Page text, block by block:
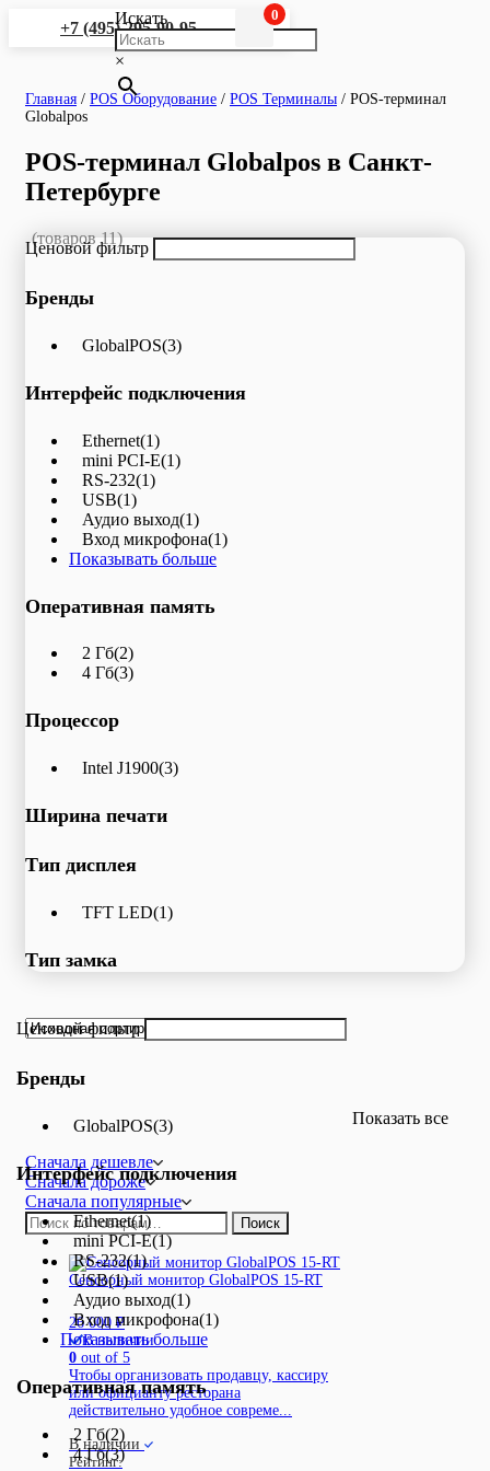
+7 (495) 295-90-95
Искать
×
0
Главная / POS Оборудование / POS Терминалы / POS-терминал
Globalpos
POS-терминал Globalpos в Санкт-
Петербурге
(товаров 11)
Ценовой фильтр
Бренды
GlobalPOS(3)
Интерфейс подключения
Ethernet(1)
mini PCI-E(1)
RS-232(1)
USB(1)
Аудио выход(1)
Вход микрофона(1)
Показывать больше
Оперативная память
2 Гб(2)
4 Гб(3)
Процессор
Intel J1900(3)
Ширина печати
Тип дисплея
TFT LED(1)
Тип замка
Ценовой фильтр
Бренды
GlobalPOS(3)
Интерфейс подключения
Ethernet(1)
mini PCI-E(1)
RS-232(1)
USB(1)
Аудио выход(1)
Вход микрофона(1)
Показывать больше
Оперативная память
2 Гб(2)
4 Гб(3)
Показать все
Сначала дешевле
Сначала дороже
Сначала популярные
Искать:
Поиск
Сенсорный монитор GlobalPOS 15-RT
26 000₽
В наличии
0 out of 5
Чтобы организовать продавцу, кассиру
или официанту ресторана
действительно удобное совреме...
В наличии
Рейтинг: